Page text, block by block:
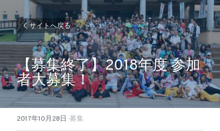
サイトへ戻る
【募集終了】2018年度 参加
者大募集！
2017年10月28日 ·募集